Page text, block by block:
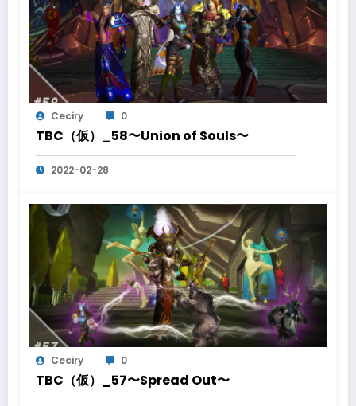
Ceciry 0
TBC（仮）_58〜Union of Souls〜
2022-02-28
Ceciry 0
TBC（仮）_57〜Spread Out〜